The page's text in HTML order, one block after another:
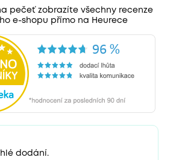
pečeť zobrazíte všechny recenze
e-shopu přímo na Heurece
dodání.